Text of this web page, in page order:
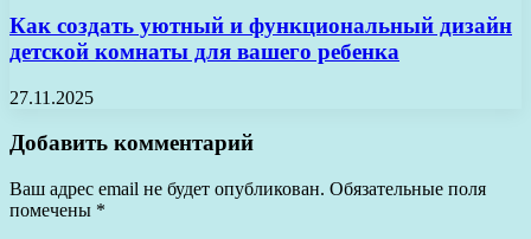
Как создать уютный и функциональный дизайн
детской комнаты для вашего ребенка
27.11.2025
Добавить комментарий
Ваш адрес email не будет опубликован. Обязательные поля
помечены *